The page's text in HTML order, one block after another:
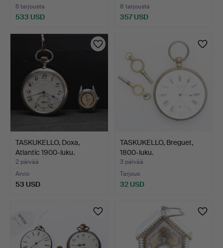
6 tarjousta
533 USD
8 tarjousta
357 USD
TASKUKELLO, Doxa,
Atlantic 1900-luku.
2 päivää
Arvio
53 USD
TASKUKELLO, Breguet,
1800-luku.
3 päivää
Tarjous
32 USD